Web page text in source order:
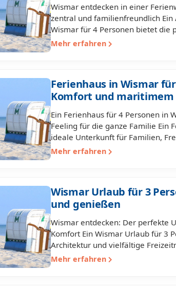
Wismar entdecken in einer
zentral und familienfreundlich
Wismar für 4 Personen bietet die
Mehr erfahren
Ferienhaus in Wismar
Komfort und maritimem
Ein Ferienhaus für 4 Personen in
Feeling für die ganze Familie Ein
ideale Unterkunft für Familien,
Mehr erfahren
Wismar Urlaub für 3
und genießen
Wismar entdecken: Der perfekte
Komfort Ein Wismar Urlaub für 3
Architektur und vielfältige
Mehr erfahren